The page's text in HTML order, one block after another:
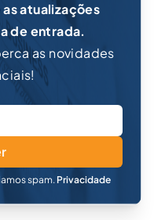
atualizações
de entrada.
as novidades
spam. Privacidade